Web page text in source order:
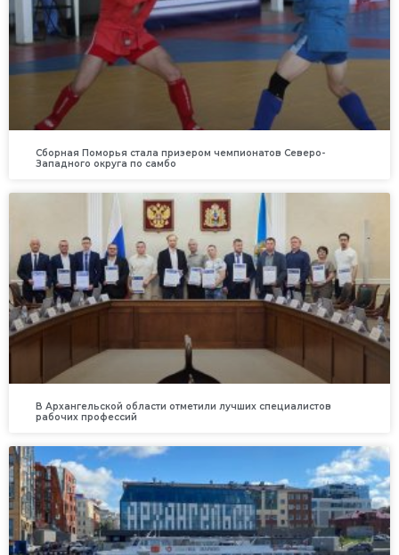
Сборная Поморья стала призером чемпионатов Северо-
Западного округа по самбо
В Архангельской области отметили лучших специалистов
рабочих профессий